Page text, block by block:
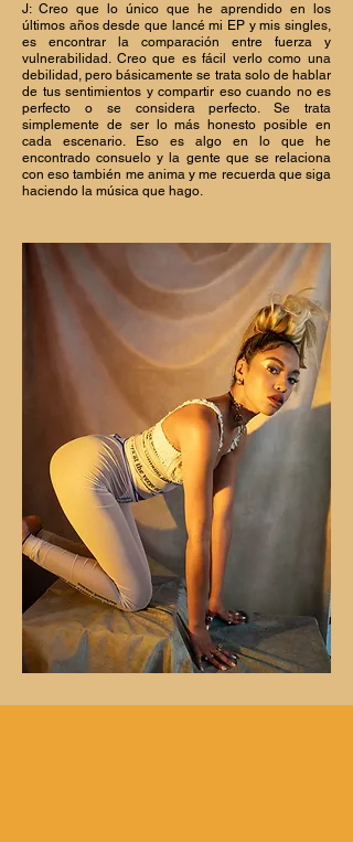
J: Creo que lo único que he aprendido en los
últimos años desde que lancé mi EP y mis singles,
es encontrar la comparación entre fuerza y
vulnerabilidad. Creo que es fácil verlo como una
debilidad, pero básicamente se trata solo de hablar
de tus sentimientos y compartir eso cuando no es
perfecto o se considera perfecto. Se trata
simplemente de ser lo más honesto posible en
cada escenario. Eso es algo en lo que he
encontrado consuelo y la gente que se relaciona
con eso también me anima y me recuerda que siga
haciendo la música que hago.